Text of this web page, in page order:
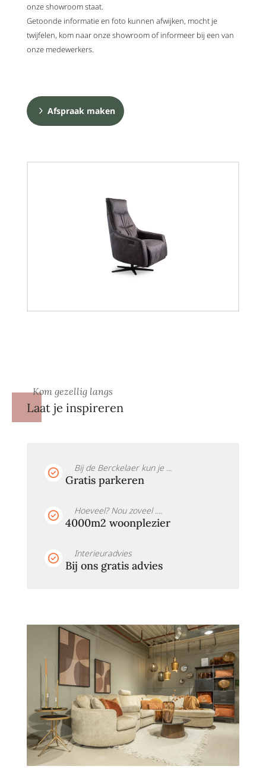
onze showroom staat.
Getoonde informatie en foto kunnen afwijken, mocht je
twijfelen, kom naar onze showroom of informeer bij een van
onze medewerkers.
Afspraak maken
Kom gezellig langs
Laat je inspireren
Bij de Berckelaer kun je ...
Gratis parkeren
Hoeveel? Nou zoveel ....
4000m2 woonplezier
Interieuradvies
Bij ons gratis advies